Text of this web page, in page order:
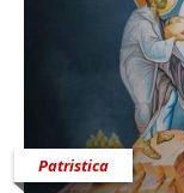
Patristica